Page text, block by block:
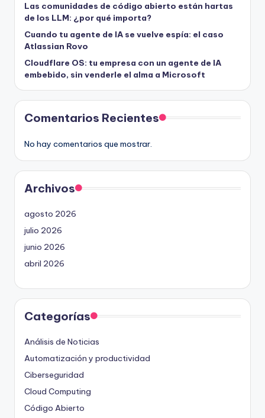
Las comunidades de código abierto están hartas
de los LLM: ¿por qué importa?
Cuando tu agente de IA se vuelve espía: el caso
Atlassian Rovo
Cloudflare OS: tu empresa con un agente de IA
embebido, sin venderle el alma a Microsoft
Comentarios Recientes
No hay comentarios que mostrar.
Archivos
agosto 2026
julio 2026
junio 2026
abril 2026
Categorías
Análisis de Noticias
Automatización y productividad
Ciberseguridad
Cloud Computing
Código Abierto